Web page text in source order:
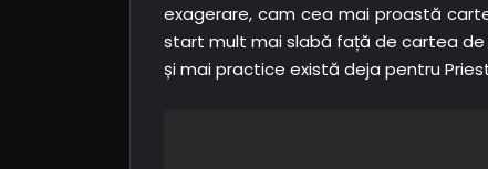
exagerare, cam cea mai proastă
start mult mai slabă față de cartea de
și mai practice există deja pentru